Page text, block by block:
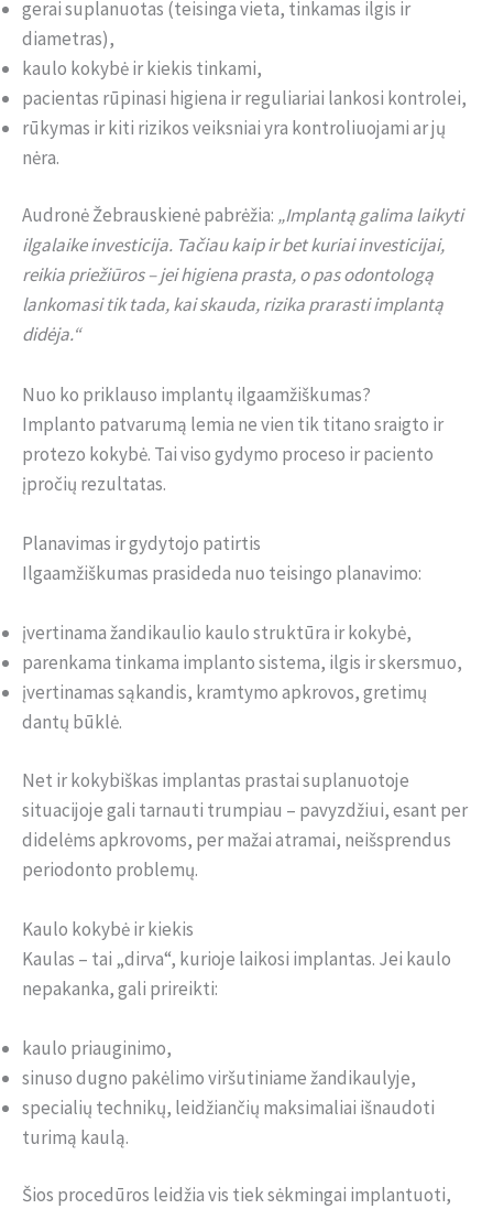
gerai suplanuotas (teisinga vieta, tinkamas ilgis ir
diametras),
kaulo kokybė ir kiekis tinkami,
pacientas rūpinasi higiena ir reguliariai lankosi kontrolei,
rūkymas ir kiti rizikos veiksniai yra kontroliuojami ar jų
nėra.
Audronė Žebrauskienė pabrėžia: „Implantą galima laikyti
ilgalaike investicija. Tačiau kaip ir bet kuriai investicijai,
reikia priežiūros – jei higiena prasta, o pas odontologą
lankomasi tik tada, kai skauda, rizika prarasti implantą
didėja.“
Nuo ko priklauso implantų ilgaamžiškumas?
Implanto patvarumą lemia ne vien tik titano sraigto ir
protezo kokybė. Tai viso gydymo proceso ir paciento
įpročių rezultatas.
Planavimas ir gydytojo patirtis
Ilgaamžiškumas prasideda nuo teisingo planavimo:
įvertinama žandikaulio kaulo struktūra ir kokybė,
parenkama tinkama implanto sistema, ilgis ir skersmuo,
įvertinamas sąkandis, kramtymo apkrovos, gretimų
dantų būklė.
Net ir kokybiškas implantas prastai suplanuotoje
situacijoje gali tarnauti trumpiau – pavyzdžiui, esant per
didelėms apkrovoms, per mažai atramai, neišsprendus
periodonto problemų.
Kaulo kokybė ir kiekis
Kaulas – tai „dirva“, kurioje laikosi implantas. Jei kaulo
nepakanka, gali prireikti:
kaulo priauginimo,
sinuso dugno pakėlimo viršutiniame žandikaulyje,
specialių technikų, leidžiančių maksimaliai išnaudoti
turimą kaulą.
Šios procedūros leidžia vis tiek sėkmingai implantuoti,